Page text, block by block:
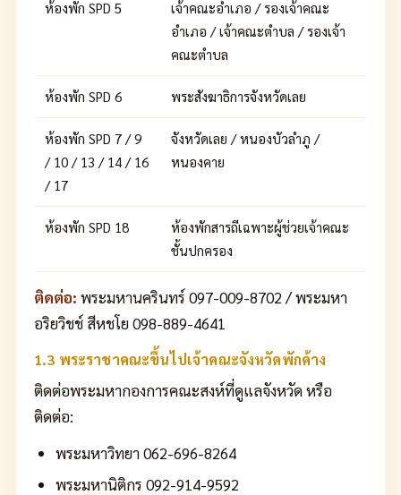
ห้องพัก SPD 5
เจ้าคณะอำเภอ / รองเจ้าคณะ
อำเภอ / เจ้าคณะตำบล / รองเจ้า
คณะตำบล
ห้องพัก SPD 6 พระสังฆาธิการจังหวัดเลย
ห้องพัก SPD 7 / 9
/ 10 / 13 / 14 / 16
/ 17
จังหวัดเลย / หนองบัวลำภู /
หนองคาย
ห้องพัก SPD 18
ห้องพักสารถีเฉพาะผู้ช่วยเจ้าคณะ
ชั้นปกครอง
ติดต่อ: พระมหานครินทร์ 097-009-8702 / พระมหา
อริยวิชช์ สีหชโย 098-889-4641
1.3 พระราชาคณะขึ้นไปเจ้าคณะจังหวัดพักค้าง
ติดต่อพระมหากองการคณะสงห์ที่ดูแลจังหวัด หรือ
ติดต่อ:
พระมหาวิทยา 062-696-8264
พระมหานิติกร 092-914-9592